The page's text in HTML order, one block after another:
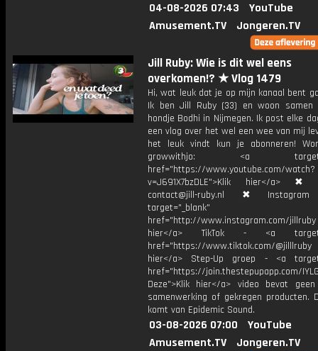
04-08-2026 07:43
YouTube
Amusement.TV
Jongeren.TV
Jill Ruby: Wie is dit wel eens
overkomen!? ★ Vlog 1479
Hi, wat leuk dat je op mijn kanaal bent
Ik ben Jill Ruby (33) en woon
hondje Bodhi in Nijmegen. Ik post elke
een vlog over het wel een wee van mij
het leuk vindt kun je abonneren!
growwithjo: <a
href="https://www.youtube.com/watch?
v=J691X7bzDLE">Klik hier</a>
contact@jill-ruby.nl ✖
target="_blank"
href="http://www.instagram.com/
hier</a> TikTok - <a
href="https://www.tiktok.com/
hier</a> Step-Up groep - <a
href="https://join.thestepupapp.com/
Deze">Klik hier</a> video bevat
samenwerking of gekregen producten.
komt van Epidemic Sound.
03-08-2026 07:00
YouTube
Amusement.TV
Jongeren.TV